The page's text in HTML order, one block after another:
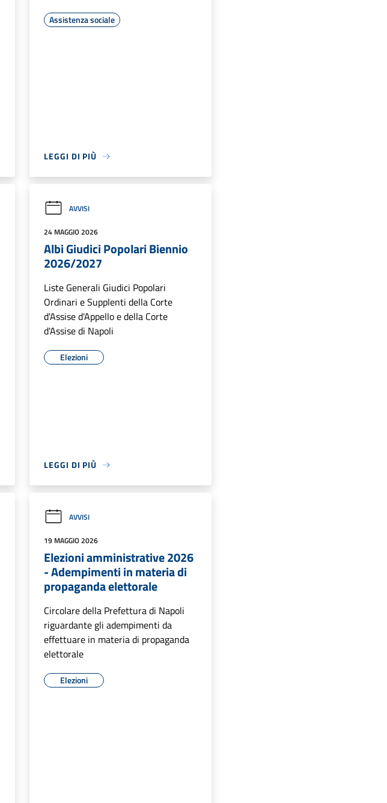
Assistenza sociale
LEGGI DI PIÙ
AVVISI
24 MAGGIO 2026
Albi Giudici Popolari Biennio
2026/2027
Liste Generali Giudici Popolari
Ordinari e Supplenti della Corte
d'Assise d'Appello e della Corte
d'Assise di Napoli
Elezioni
LEGGI DI PIÙ
AVVISI
19 MAGGIO 2026
Elezioni amministrative 2026
- Adempimenti in materia di
propaganda elettorale
Circolare della Prefettura di Napoli
riguardante gli adempimenti da
effettuare in materia di propaganda
elettorale
Elezioni